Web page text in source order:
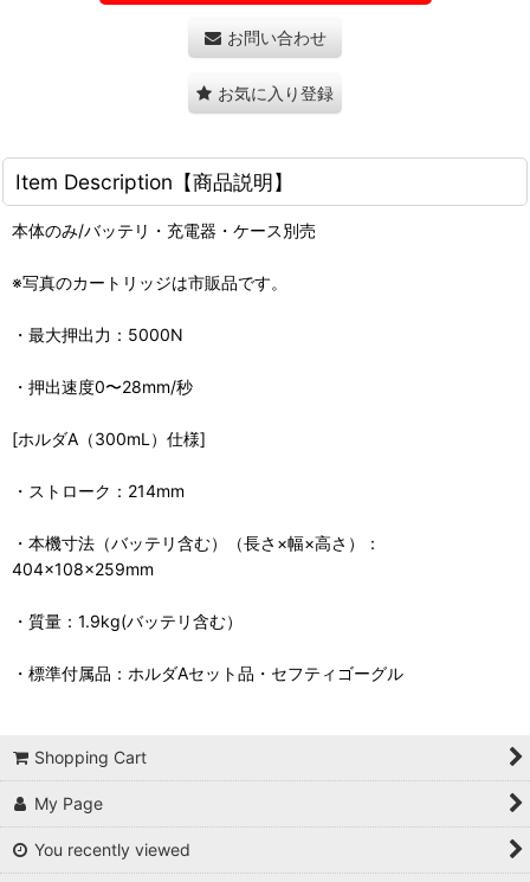
お問い合わせ
お気に入り登録
Item Description【商品説明】
本体のみ/バッテリ・充電器・ケース別売
※写真のカートリッジは市販品です。
・最大押出力：5000N
・押出速度0〜28mm/秒
[ホルダA（300mL）仕様]
・ストローク：214mm
・本機寸法（バッテリ含む）（長さ×幅×高さ）：
404×108×259mm
・質量：1.9kg(バッテリ含む）
・標準付属品：ホルダAセット品・セフティゴーグル
Shopping Cart
My Page
You recently viewed